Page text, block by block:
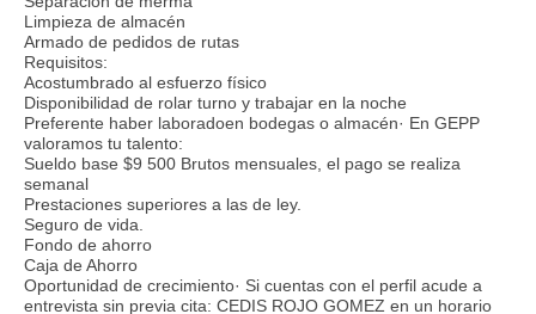
Limpieza de almacén
Armado de pedidos de rutas
Requisitos:
Acostumbrado al esfuerzo físico
Disponibilidad de rolar turno y trabajar en la noche
Preferente haber laboradoen bodegas o almacén· En GEPP
valoramos tu talento:
Sueldo base $9 500 Brutos mensuales, el pago se realiza
semanal
Prestaciones superiores a las de ley.
Seguro de vida.
Fondo de ahorro
Caja de Ahorro
Oportunidad de crecimiento· Si cuentas con el perfil acude a
entrevista sin previa cita: CEDIS ROJO GOMEZ en un horario